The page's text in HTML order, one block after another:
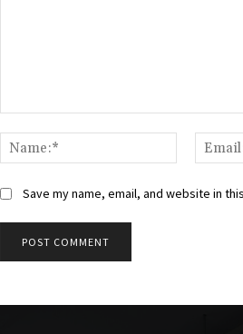
Name:*
Save my name, email, and website in